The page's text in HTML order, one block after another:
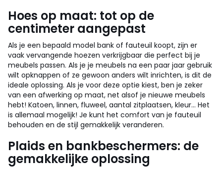
Hoes op maat: tot op de
centimeter aangepast
Als je een bepaald model bank of fauteuil koopt, zijn er
vaak vervangende hoezen verkrijgbaar die perfect bij je
meubels passen. Als je je meubels na een paar jaar gebruik
wilt opknappen of ze gewoon anders wilt inrichten, is dit de
ideale oplossing. Als je voor deze optie kiest, ben je zeker
van een afwerking op maat, net alsof je nieuwe meubels
hebt! Katoen, linnen, fluweel, aantal zitplaatsen, kleur... Het
is allemaal mogelijk! Je kunt het comfort van je fauteuil
behouden en de stijl gemakkelijk veranderen.
Plaids en bankbeschermers: de
gemakkelijke oplossing